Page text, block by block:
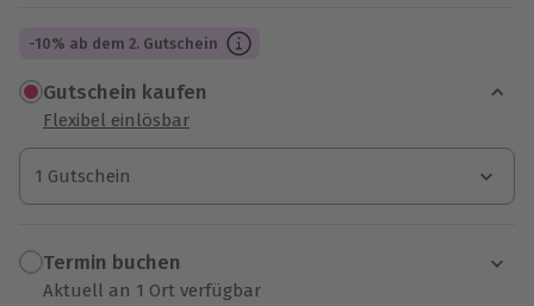
-10% ab dem 2. Gutschein
Gutschein kaufen
Flexibel einlösbar
1 Gutschein
1 Gutschein
1 Gutschein
Termin buchen
Aktuell an 1 Ort verfügbar